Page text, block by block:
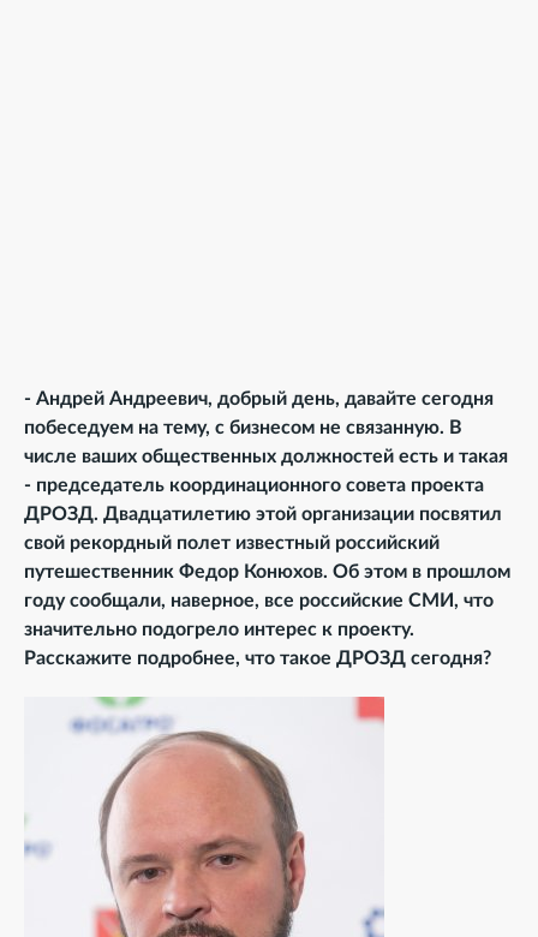
- Андрей Андреевич, добрый день, давайте сегодня
побеседуем на тему, с бизнесом не связанную. В
числе ваших общественных должностей есть и такая
- председатель координационного совета проекта
ДРОЗД. Двадцатилетию этой организации посвятил
свой рекордный полет известный российский
путешественник Федор Конюхов. Об этом в прошлом
году сообщали, наверное, все российские СМИ, что
значительно подогрело интерес к проекту.
Расскажите подробнее, что такое ДРОЗД сегодня?